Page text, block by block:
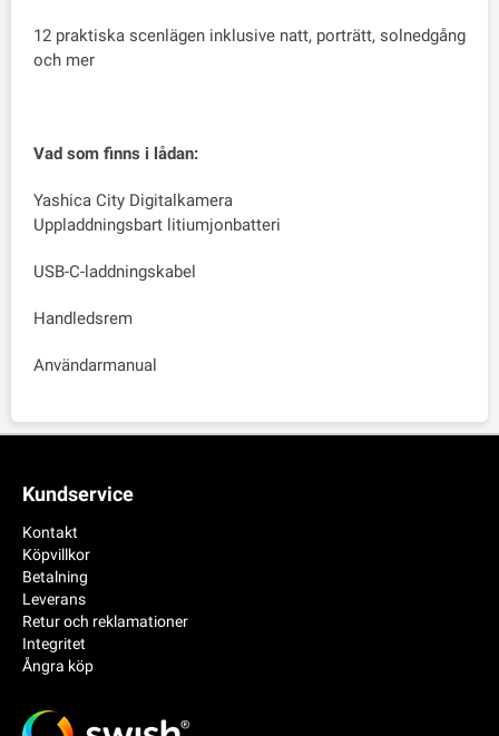
12 praktiska scenlägen inklusive natt, porträtt, solnedgång
och mer
Vad som finns i lådan:
Yashica City Digitalkamera
Uppladdningsbart litiumjonbatteri
USB-C-laddningskabel
Handledsrem
Användarmanual
Kundservice
Kontakt
Köpvillkor
Betalning
Leverans
Retur och reklamationer
Integritet
Ångra köp